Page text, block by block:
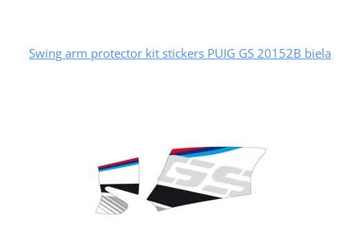
Swing arm protector kit stickers PUIG GS 20152B biela